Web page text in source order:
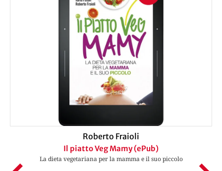
Roberto Fraioli
Il piatto Veg Mamy (ePub)
La dieta vegetariana per la mamma e il suo piccolo